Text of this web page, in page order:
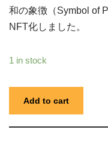
和の象徴（Symbol of
NFT化しました。
1 in stock
Add to cart